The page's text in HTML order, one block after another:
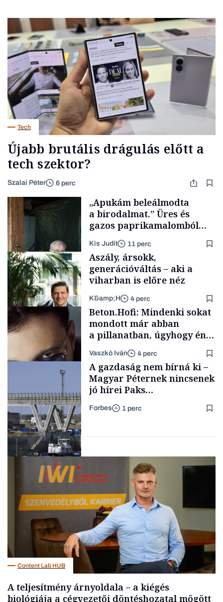
Tech
Újabb brutális drágulás előtt a
tech szektor?
Szalai Péter 6 perc
Családi
vállalkozások
„Apukám beleálmodta
a birodalmat.” Üres és
gazos paprikamalomból
lett az igazi családi
fűszersztori
Kis Judit 11 perc
TÁMOGATÓI
Aszály, ársokk,
generációváltás – aki a
viharban is előre néz
K&amp;H 4 perc
Forbes-sztori
Beton.Hofi: Mindenki sokat
mondott már abban
a pillanatban, úgyhogy én
a legsarkosabb
gondolataimat akartam
kimondani
Vaszkó Iván 4 perc
A gazdaság nem bírná ki –
Magyar Péternek nincsenek
jó hírei Paks
újraindításáról
Forbes 1 perc
Content Lab HUB
A teljesítmény árnyoldala – a kiégés
biológiája a cégvezetői döntéshozatal mögött